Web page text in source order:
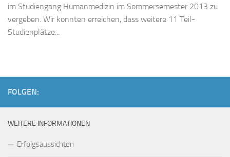
im Studiengang Humanmedizin im Sommersemester 2013 zu
vergeben. Wir konnten erreichen, dass weitere 11 Teil-
Studienplätze...
FOLGEN:
WEITERE INFORMATIONEN
Erfolgsaussichten